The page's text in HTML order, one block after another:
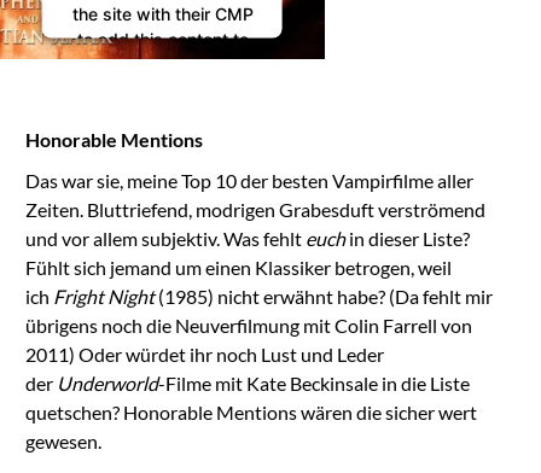
the site with their CMP
to add this content to
the list of technologies
Usercentrics Consent
Platform
Honorable Mentions
Das war sie, meine Top 10 der besten Vampirfilme aller
Zeiten. Bluttriefend, modrigen Grabesduft verströmend
und vor allem subjektiv. Was fehlt euchin dieser Liste?
Fühlt sich jemand um einen Klassiker betrogen, weil
ich Fright Night(1985) nicht erwähnt habe? (Da fehlt mir
übrigens noch die Neuverfilmung mit Colin Farrell von
2011) Oder würdet ihr noch Lust und Leder
der Underworld-Filme mit Kate Beckinsale in die Liste
quetschen? Honorable Mentions wären die sicher wert
gewesen.